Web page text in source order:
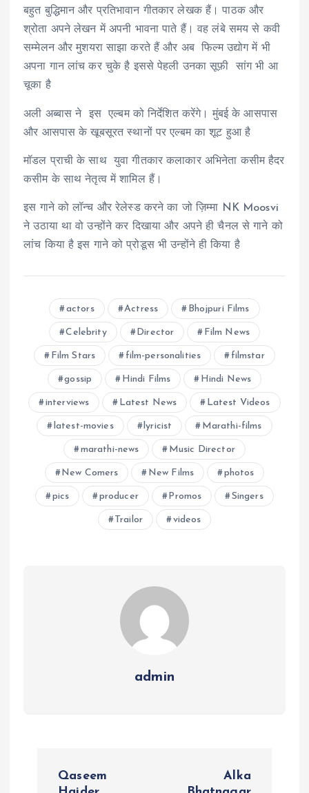
बहुत बुद्धिमान और प्रतिभावान गीतकार लेखक हैं। पाठक और
श्रोता अपने लेखन में अपनी भावना पाते हैं। वह लंबे समय से कवी
सम्मेलन और मुशयरा साझा करते हैं और अब फिल्म उद्योग में भी
अपना गान लांच कर चुके है इससे पेहली उनका सूफ़ी सांग भी आ
चूका है
अली अब्बास ने इस एल्बम को निर्देशित करेंगे। मुंबई के आसपास
और आसपास के खूबसूरत स्थानों पर एल्बम का शूट हुआ है
मॉडल प्राची के साथ युवा गीतकार कलाकार अभिनेता कसीम हैदर
कसीम के साथ नेतृत्व में शामिल हैं।
इस गाने को लॉन्च और रेलेस्ड करने का जो ज़िम्मा NK Moosvi
ने उठाया था वो उन्होंने कर दिखाया और अपने ही चैनल से गाने को
लांच किया है इस गाने को प्रोडूस भी उन्होंने ही किया है
actors Actress Bhojpuri Films
Celebrity Director Film News
Film Stars film-personalities filmstar
gossip Hindi Films Hindi News
interviews Latest News Latest Videos
latest-movies lyricist Marathi-films
marathi-news Music Director
New Comers New Films photos
pics producer Promos Singers
Trailor videos
admin
Qaseem
Alka